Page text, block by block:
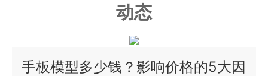
动态
手板模型多少钱？影响价格的5大因